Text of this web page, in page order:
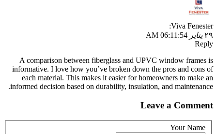
Viva Fenester:
٢٩ يناير 06:11:54 AM
Reply
A comparison between fiberglass and UPVC window frames is
informative. I love how you’ve broken down the pros and cons of
each material. This makes it easier for homeowners to make an
informed decision based on durability, insulation, and maintenance.
Leave a Comment
Your Name